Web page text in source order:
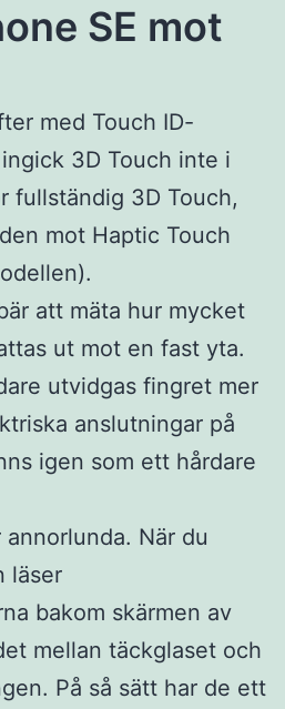
SE mot
med Touch ID-
3D Touch inte i
fullständig 3D Touch,
mot Haptic Touch
att mäta hur mycket
ut mot en fast yta.
utvidgas fingret mer
anslutningar på
igen som ett hårdare
När du
läser
bakom skärmen av
mellan täckglaset och
På så sätt har de ett